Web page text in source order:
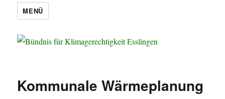
MENÜ
Kommunale Wärmeplanung